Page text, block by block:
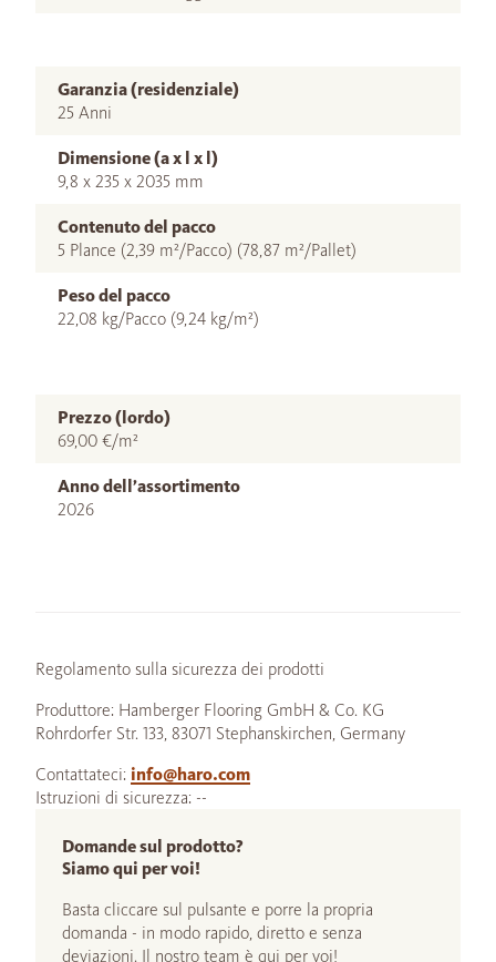
Garanzia (residenziale)
25 Anni
Dimensione (a x l x l)
9,8 x 235 x 2035 mm
Contenuto del pacco
5 Plance (2,39 m²/Pacco) (78,87 m²/Pallet)
Peso del pacco
22,08 kg/Pacco (9,24 kg/m²)
Prezzo (lordo)
69,00 €/m²
Anno dell’assortimento
2026
Regolamento sulla sicurezza dei prodotti
Produttore: Hamberger Flooring GmbH & Co. KG
Rohrdorfer Str. 133, 83071 Stephanskirchen, Germany
Contattateci: info@haro.com
Istruzioni di sicurezza: --
Domande sul prodotto?
Siamo qui per voi!
Basta cliccare sul pulsante e porre la propria
domanda - in modo rapido, diretto e senza
deviazioni. Il nostro team è qui per voi!